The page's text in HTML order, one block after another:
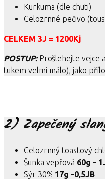
Kurkuma (dle chuti)
Celozrnné pečivo
CELKEM 3J = 1200Kj
POSTUP: Prošlehejte vejce
tukem velmi málo), jako
2) Zapečený
Celozrnný toastový
Šunka vepřová 60g -
Sýr 30% 17g -0,5JB